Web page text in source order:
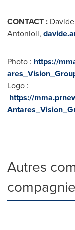
CONTACT : Davide
Antonioli,
Photo : https://
Logo :
https://
Autres
compagnie